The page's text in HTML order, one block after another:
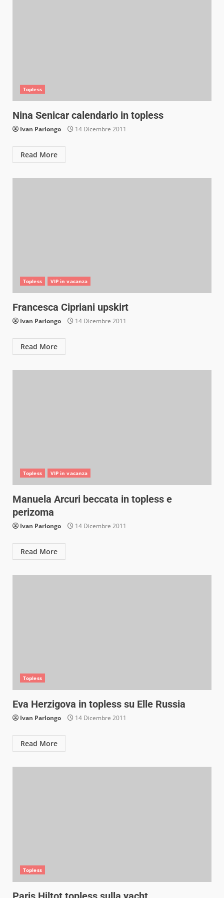
Topless
Nina Senicar calendario in topless
Ivan Parlongo 14 Dicembre 2011
Read More
Topless VIP in vacanza
Francesca Cipriani upskirt
Ivan Parlongo 14 Dicembre 2011
Read More
Topless VIP in vacanza
Manuela Arcuri beccata in topless e
perizoma
Ivan Parlongo 14 Dicembre 2011
Read More
Topless
Eva Herzigova in topless su Elle Russia
Ivan Parlongo 14 Dicembre 2011
Read More
Topless